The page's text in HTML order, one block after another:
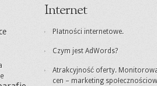
Internet
Płatności internetowe.
Czym jest AdWords?
Atrakcyjność oferty.
cen – marketing